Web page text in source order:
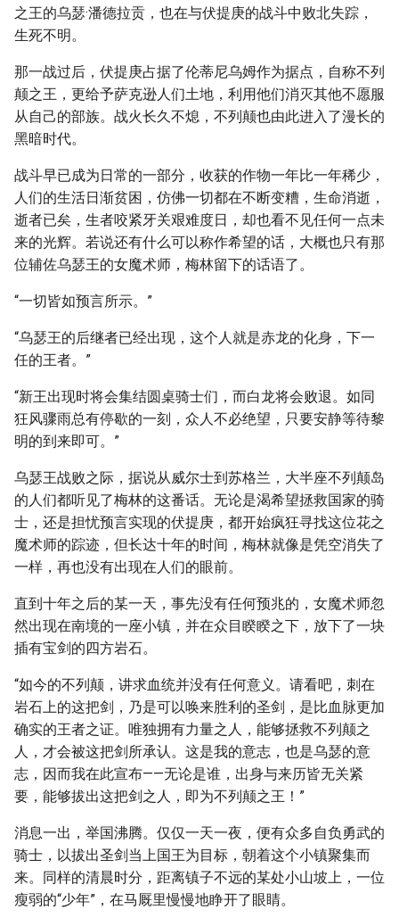
之王的乌瑟·潘德拉贡，也在与伏提庚的战斗中败北失踪，
生死不明。
那一战过后，伏提庚占据了伦蒂尼乌姆作为据点，自称不列
颠之王，更给予萨克逊人们土地，利用他们消灭其他不愿服
从自己的部族。战火长久不熄，不列颠也由此进入了漫长的
黑暗时代。
战斗早已成为日常的一部分，收获的作物一年比一年稀少，
人们的生活日渐贫困，仿佛一切都在不断变糟，生命消逝，
逝者已矣，生者咬紧牙关艰难度日，却也看不见任何一点未
来的光辉。若说还有什么可以称作希望的话，大概也只有那
位辅佐乌瑟王的女魔术师，梅林留下的话语了。
“一切皆如预言所示。”
“乌瑟王的后继者已经出现，这个人就是赤龙的化身，下一
任的王者。”
“新王出现时将会集结圆桌骑士们，而白龙将会败退。如同
狂风骤雨总有停歇的一刻，众人不必绝望，只要安静等待黎
明的到来即可。”
乌瑟王战败之际，据说从威尔士到苏格兰，大半座不列颠岛
的人们都听见了梅林的这番话。无论是渴希望拯救国家的骑
士，还是担忧预言实现的伏提庚，都开始疯狂寻找这位花之
魔术师的踪迹，但长达十年的时间，梅林就像是凭空消失了
一样，再也没有出现在人们的眼前。
直到十年之后的某一天，事先没有任何预兆的，女魔术师忽
然出现在南境的一座小镇，并在众目睽睽之下，放下了一块
插有宝剑的四方岩石。
“如今的不列颠，讲求血统并没有任何意义。请看吧，刺在
岩石上的这把剑，乃是可以唤来胜利的圣剑，是比血脉更加
确实的王者之证。唯独拥有力量之人，能够拯救不列颠之
人，才会被这把剑所承认。这是我的意志，也是乌瑟的意
志，因而我在此宣布——无论是谁，出身与来历皆无关紧
要，能够拔出这把剑之人，即为不列颠之王！”
消息一出，举国沸腾。仅仅一天一夜，便有众多自负勇武的
骑士，以拔出圣剑当上国王为目标，朝着这个小镇聚集而
来。同样的清晨时分，距离镇子不远的某处小山坡上，一位
瘦弱的“少年”，在马厩里慢慢地睁开了眼睛。